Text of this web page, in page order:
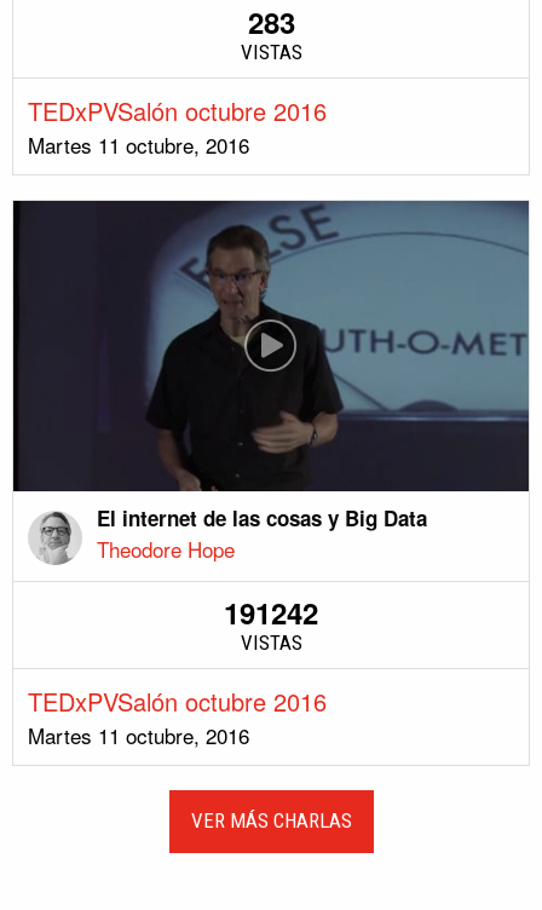
283
VISTAS
TEDxPVSalón octubre 2016
Martes 11 octubre, 2016
El internet de las cosas y Big Data
Theodore Hope
191242
VISTAS
TEDxPVSalón octubre 2016
Martes 11 octubre, 2016
VER MÁS CHARLAS